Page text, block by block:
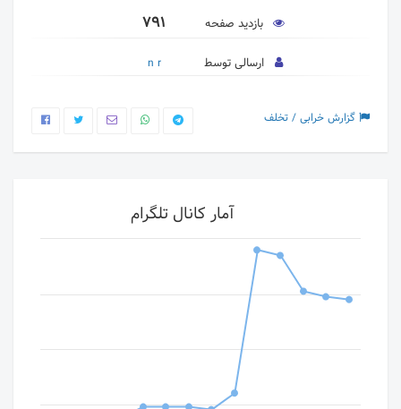
بازدید صفحه 791
ارسالی توسط n r
گزارش خرابی / تخلف
آمار کانال تلگرام